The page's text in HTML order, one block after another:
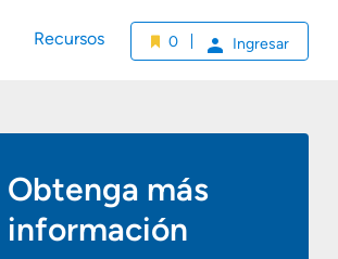
Recursos 0 Ingresar
Obtenga más
información